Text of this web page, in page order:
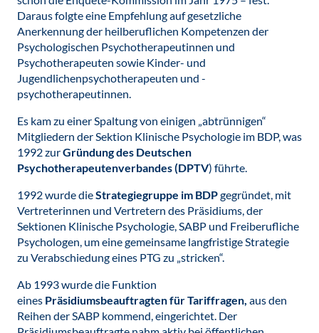
Daraus folgte eine Empfehlung auf gesetzliche
Anerkennung der heilberuflichen Kompetenzen der
Psychologischen Psychotherapeutinnen und
Psychotherapeuten sowie Kinder- und
Jugendlichenpsychotherapeuten und -
psychotherapeutinnen.
Es kam zu einer Spaltung von einigen „abtrünnigen“
Mitgliedern der Sektion Klinische Psychologie im BDP, was
1992 zurGründung des Deutschen
Psychotherapeutenverbandes (DPTV) führte.
1992 wurde dieStrategiegruppe im BDPgegründet, mit
Vertreterinnen und Vertretern des Präsidiums, der
Sektionen Klinische Psychologie, SABP und Freiberufliche
Psychologen, um eine gemeinsame langfristige Strategie
zu Verabschiedung eines PTG zu „stricken“.
Ab 1993 wurde die Funktion
eines Präsidiumsbeauftragten für Tariffragen, aus den
Reihen der SABP kommend, eingerichtet. Der